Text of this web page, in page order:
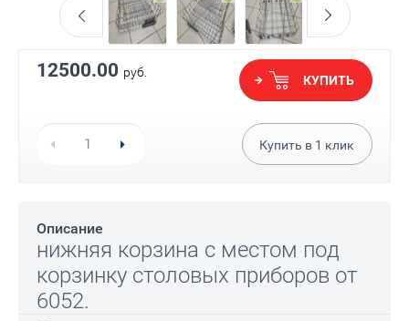
12500.00 руб.
КУПИТЬ
Купить в 1 клик
Описание
нижняя корзина с местом под
корзинку столовых приборов от
6052.